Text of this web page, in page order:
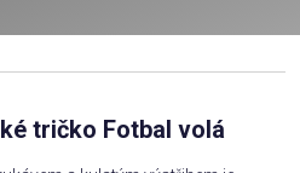
tričko Fotbal volá